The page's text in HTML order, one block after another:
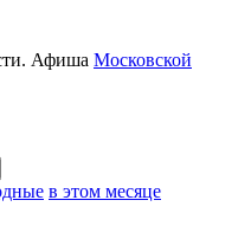
Афиша Московской
в этом месяце